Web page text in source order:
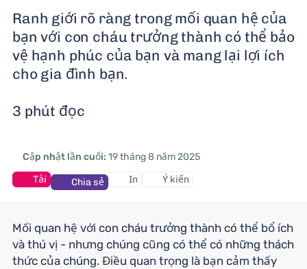
Ranh giới rõ ràng trong mối quan hệ của
bạn với con cháu trưởng thành có thể bảo
vệ hạnh phúc của bạn và mang lại lợi ích
cho gia đình bạn.
3 phút đọc
Cập nhật lần cuối: 19 tháng 8 năm 2025
Tải
Chia sẻ In Ý kiến
Mối quan hệ với con cháu trưởng thành có thể bổ ích
và thú vị - nhưng chúng cũng có thể có những thách
thức của chúng. Điều quan trọng là bạn cảm thấy